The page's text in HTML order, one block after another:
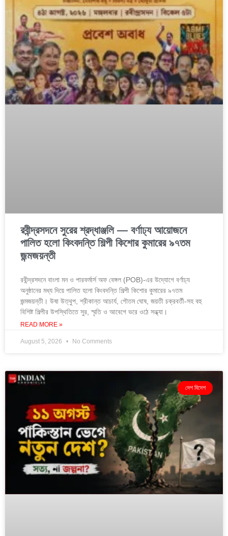
রবীন্দ্রসদনে সুরের শ্রদ্ধাঞ্জলি — বর্ণাঢ্য আয়োজনে
পালিত হলো কিংবদন্তি শিল্পী কিশোর কুমারের ৯৭তম
জন্মজয়ন্তী
রবীন্দ্রসদনে বাংলা মন ও পারফর্মার্স অফ বেঙ্গল (POB)-এর উদ্যোগে বর্ণাঢ্য
অনুষ্ঠানের মধ্য দিয়ে পালিত হলো কিংবদন্তি শিল্পী কিশোর কুমারের ৯৭তম
জন্মজয়ন্তী। উষা উত্থুপ, শ্রীকান্ত আচার্য, গৌতম ঘোষ, জয়তী চক্রবর্তী-সহ বহু
বিশিষ্ট শিল্পীর উপস্থিতিতে সুর, স্মৃতি ও আবেগে ভরে ওঠে সন্ধ্যা।
READ MORE »
August 5, 2026 No Comments
দেশ বিদেশ